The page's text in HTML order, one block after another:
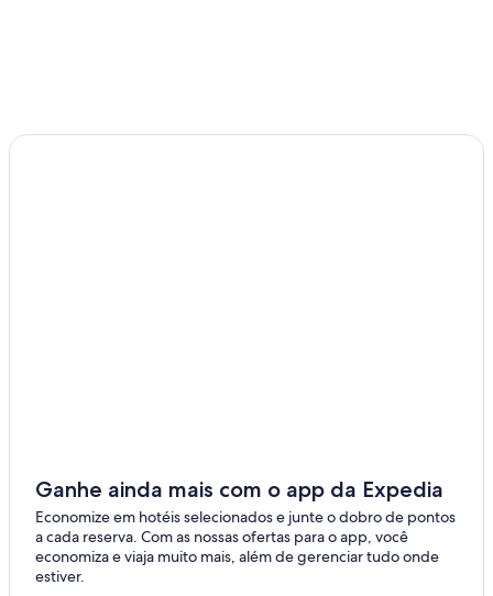
Ganhe ainda mais com o app da Expedia
Economize em hotéis selecionados e junte o dobro de pontos
a cada reserva. Com as nossas ofertas para o app, você
economiza e viaja muito mais, além de gerenciar tudo onde
estiver.